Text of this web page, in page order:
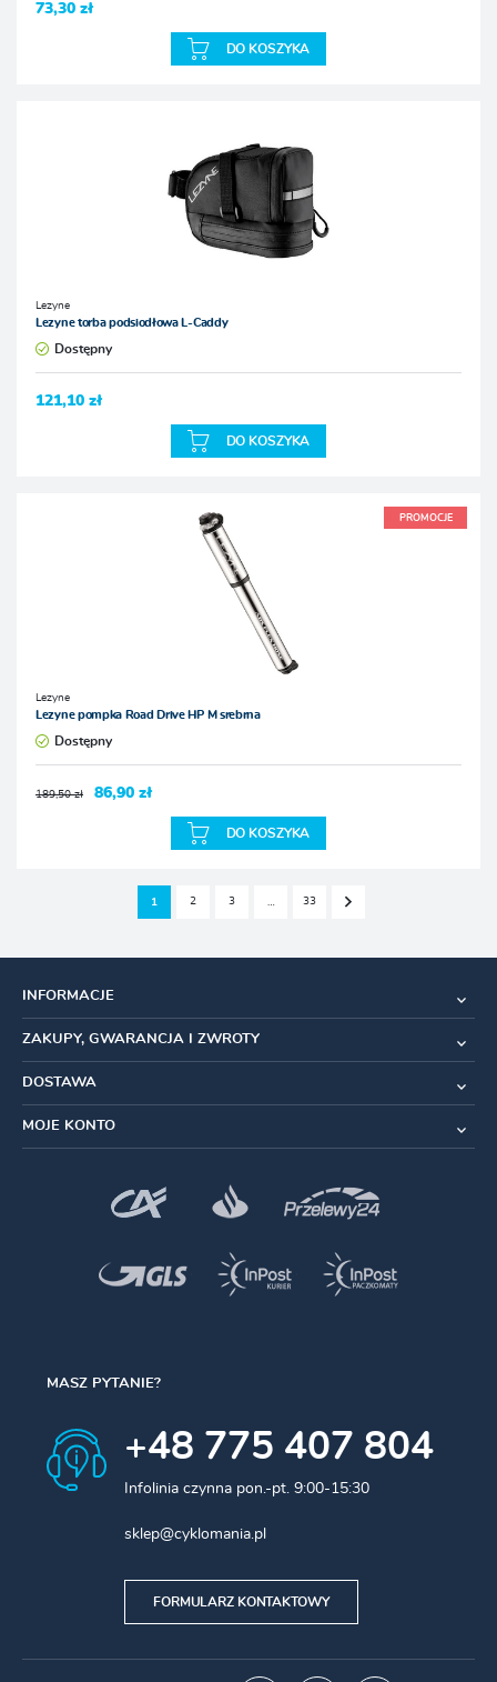
73,30 zł
DO KOSZYKA
Lezyne
Lezyne torba podsiodłowa L-Caddy
Dostępny
121,10 zł
DO KOSZYKA
PROMOCJE
Lezyne
Lezyne pompka Road Drive HP M srebrna
Dostępny
189,50 zł 86,90 zł
DO KOSZYKA
1 2 3 33
INFORMACJE
ZAKUPY, GWARANCJA I ZWROTY
DOSTAWA
MOJE KONTO
MASZ PYTANIE?
+48 775 407 804
Infolinia czynna pon.-pt. 9:00-15:30
sklep@cyklomania.pl
FORMULARZ KONTAKTOWY